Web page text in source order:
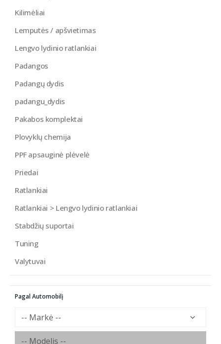
Kilimėliai
Lemputės / apšvietimas
Lengvo lydinio ratlankiai
Padangos
Padangų dydis
padangu_dydis
Pakabos komplektai
Plovyklų chemija
PPF apsauginė plėvelė
Priedai
Ratlankiai
Ratlankiai > Lengvo lydinio ratlankiai
Stabdžių suportai
Tuning
Valytuvai
Pagal Automobilį